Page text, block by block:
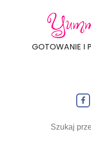
GOTOWANIE I
Szukaj